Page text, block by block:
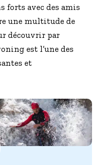
forts avec des amis
une multitude de
découvrir par
est l’une des
et